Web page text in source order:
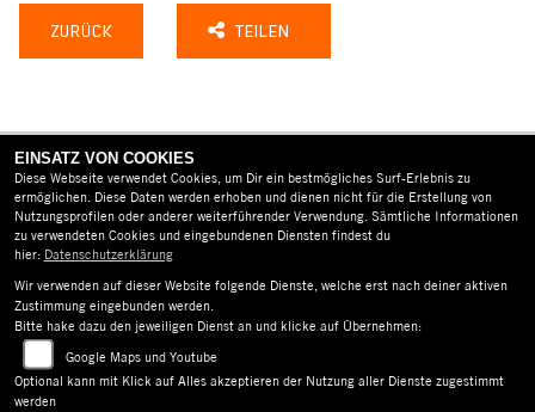
ZURÜCK TEILEN
IMPRESSUM
DISCLAIMER
EINSATZ VON COOKIES
Diese Webseite verwendet Cookies, um Dir ein bestmögliches Surf-Erlebnis zu
ermöglichen. Diese Daten werden erhoben und dienen nicht für die Erstellung von
Nutzungsprofilen oder anderer weiterführender Verwendung. Sämtliche Informationen
zu verwendeten Cookies und eingebundenen Diensten findest du
hier: Datenschutzerklärung
Wir verwenden auf dieser Website folgende Dienste, welche erst nach deiner aktiven
Zustimmung eingebunden werden.
Bitte hake dazu den jeweiligen Dienst an und klicke auf Übernehmen:
Google Maps und Youtube
Optional kann mit Klick auf Alles akzeptieren der Nutzung aller Dienste zugestimmt
werden